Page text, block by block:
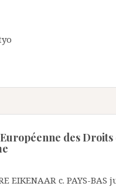
des Droits
EIKENAAR c. PAYS-BAS